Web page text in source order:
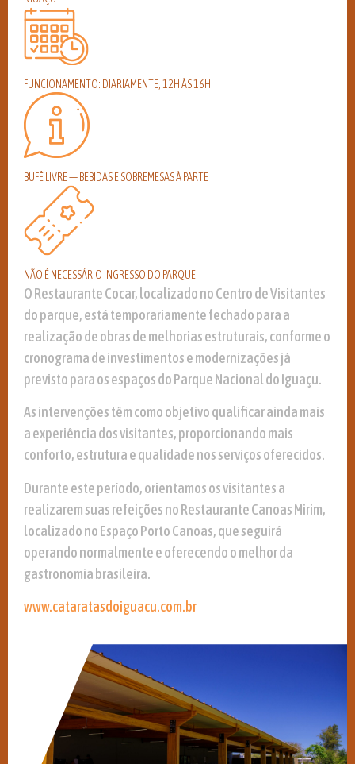
FUNCIONAMENTO: DIARIAMENTE, 12H ÀS 16H
BUFÊ LIVRE — BEBIDAS E SOBREMESAS À PARTE
NÃO É NECESSÁRIO INGRESSO DO PARQUE
O Restaurante Cocar, localizado no Centro de Visitantes
do parque, está temporariamente fechado para a
realização de obras de melhorias estruturais, conforme o
cronograma de investimentos e modernizações já
previsto para os espaços do Parque Nacional do Iguaçu.
As intervenções têm como objetivo qualificar ainda mais
a experiência dos visitantes, proporcionando mais
conforto, estrutura e qualidade nos serviços oferecidos.
Durante este período, orientamos os visitantes a
realizarem suas refeições no Restaurante Canoas Mirim,
localizado no Espaço Porto Canoas, que seguirá
operando normalmente e oferecendo o melhor da
gastronomia brasileira.
www.cataratasdoiguacu.com.br